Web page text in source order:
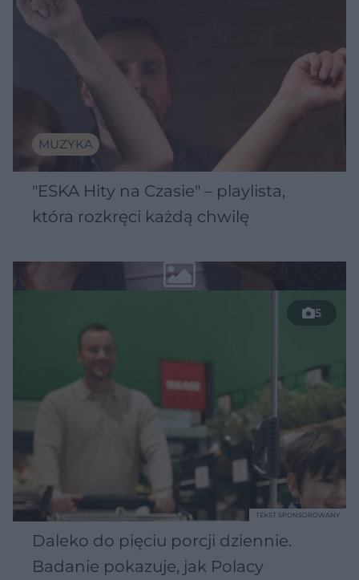
MUZYKA
"ESKA Hity na Czasie" – playlista,
która rozkręci każdą chwilę
5
Daleko do pięciu porcji dziennie.
Badanie pokazuje, jak Polacy
TEKST SPONSOROWANY